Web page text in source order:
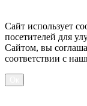
Сайт использует
посетителей для
Сайтом, вы
соответствии с